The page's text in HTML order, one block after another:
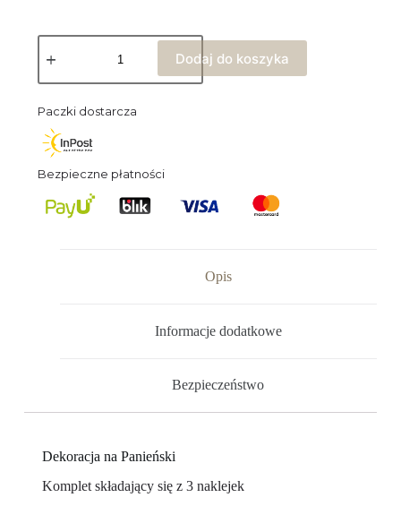
Dodaj do koszyka
Paczki dostarcza
Bezpieczne płatności
Opis
Informacje dodatkowe
Bezpieczeństwo
Dekoracja na Panieński
Komplet składający się z 3 naklejek